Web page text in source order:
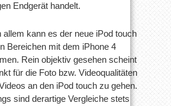
Endgerät handelt.
allem kann es der neue iPod touch
Bereichen mit dem iPhone 4
Rein objektiv gesehen scheint
für die Foto bzw. Videoqualitäten
an den iPod touch zu gehen.
sind derartige Vergleiche stets